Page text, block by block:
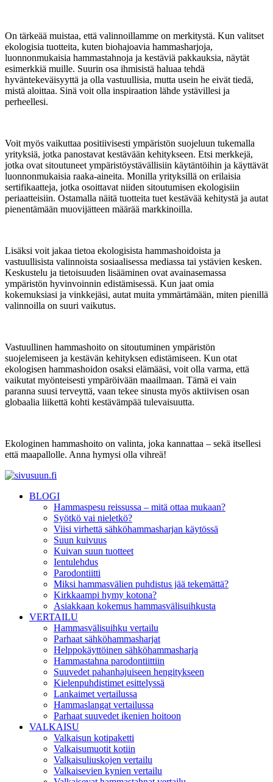
On tärkeää muistaa, että valinnoillamme on merkitystä. Kun valitset
ekologisia tuotteita, kuten biohajoavia hammasharjoja,
luonnonmukaisia hammastahnoja ja kestäviä pakkauksia, näytät
esimerkkiä muille. Suurin osa ihmisistä haluaa tehdä
hyväntekeväisyyttä ja olla vastuullisia, mutta usein he eivät tiedä,
mistä aloittaa. Sinä voit olla inspiraation lähde ystävillesi ja
perheellesi.
Voit myös vaikuttaa positiivisesti ympäristön suojeluun tukemalla
yrityksiä, jotka panostavat kestävään kehitykseen. Etsi merkkejä,
jotka ovat sitoutuneet ympäristöystävällisiin käytäntöihin ja käyttävät
luonnonmukaisia raaka-aineita. Monilla yrityksillä on erilaisia
sertifikaatteja, jotka osoittavat niiden sitoutumisen ekologisiin
periaatteisiin. Ostamalla näitä tuotteita tuet kestävää kehitystä ja autat
pienentämään muovijätteen määrää markkinoilla.
Lisäksi voit jakaa tietoa ekologisista hammashoidoista ja
vastuullisista valinnoista sosiaalisessa mediassa tai ystävien kesken.
Keskustelu ja tietoisuuden lisääminen ovat avainasemassa
ympäristön hyvinvoinnin edistämisessä. Kun jaat omia
kokemuksiasi ja vinkkejäsi, autat muita ymmärtämään, miten pienillä
valinnoilla on suuri vaikutus.
Vastuullinen hammashoito on sitoutuminen ympäristön
suojelemiseen ja kestävän kehityksen edistämiseen. Kun otat
ekologisen hammashoidon osaksi elämääsi, voit olla varma, että
vaikutat myönteisesti ympäröivään maailmaan. Tämä ei vain
paranna suusi terveyttä, vaan tekee sinusta myös aktiivisen osan
globaalia liikettä kohti kestävämpää tulevaisuutta.
Ekologinen hammashoito on valinta, joka kannattaa – sekä itsellesi
että maapallolle. Anna hymysi olla vihreä!
BLOGI
Hammaspesu reissussa – mitä ottaa mukaan?
Syötkö vai nieletkö?
Viisi virhettä sähköhammasharjan käytössä
Suun kuivuus
Kuivan suun tuotteet
Ientulehdus
Parodontiitti
Miksi hammasvälien puhdistus jää tekemättä?
Kirkkaampi hymy kotona?
Asiakkaan kokemus hammasvälisuihkusta
VERTAILU
Hammasvälisuihku vertailu
Parhaat sähköhammasharjat
Helppokäyttöinen sähköhammasharja
Hammastahna parodontiittiin
Suuvedet pahanhajuiseen hengitykseen
Kielenpuhdistimet esittelyssä
Lankaimet vertailussa
Hammaslangat vertailussa
Parhaat suuvedet ikenien hoitoon
VALKAISU
Valkaisun kotipaketti
Valkaisumuotit kotiin
Valkaisuliuskojen vertailu
Valkaisevien kynien vertailu